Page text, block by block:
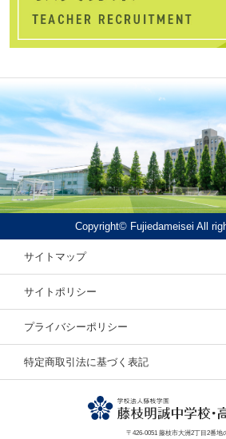
Copyright© Fujiedameisei All
サイトマップ
サイトポリシー
プライバシーポリシー
特定商取引法に基づく表記
〒426-0051 藤枝市大洲2丁目2番地